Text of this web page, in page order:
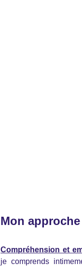
Mon approche
Compréhension et
je comprends